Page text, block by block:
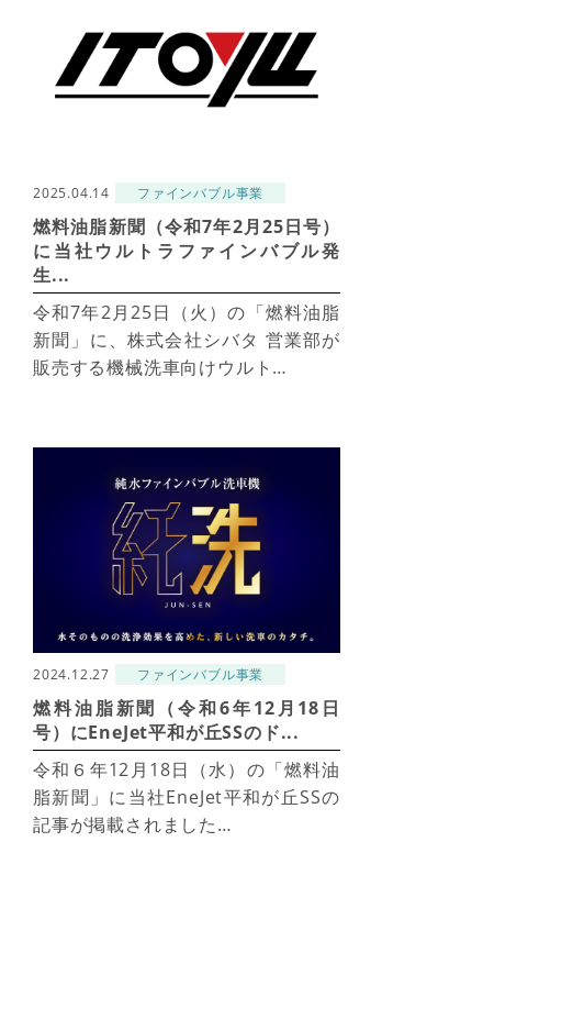
2025.04.14 ファインバブル事業
燃料油脂新聞（令和7年2月25日号）
に当社ウルトラファインバブル発
生...
令和7年2月25日（火）の「燃料油脂
新聞」に、株式会社シバタ 営業部が
販売する機械洗車向けウルト…
2024.12.27 ファインバブル事業
燃料油脂新聞（令和6年12月18日
号）にEneJet平和が丘SSのド...
令和６年12月18日（水）の「燃料油
脂新聞」に当社EneJet平和が丘SSの
記事が掲載されました…